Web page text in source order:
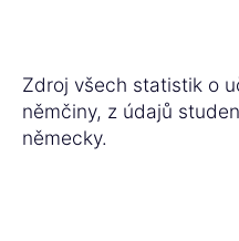
Zdroj všech statistik o
němčiny, z údajů
německy.